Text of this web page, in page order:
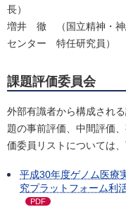
長）
増井 徹 （国立精神・神
センター 特任研究員）
課題評価委員会
外部有識者から構成され
題の事前評価、中間評価
価委員リストについては
平成30年度ゲノム医療
究プラットフォーム利
PDF